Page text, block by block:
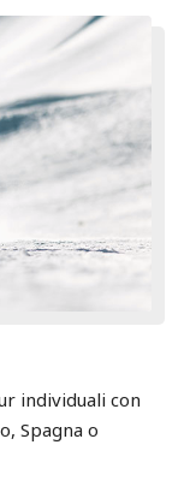
individuali con
Spagna o